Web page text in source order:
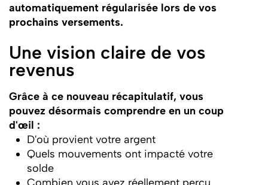
automatiquement régularisée lors de vos
prochains versements.
Une vision claire de vos
revenus
Grâce à ce nouveau récapitulatif, vous
pouvez désormais comprendre en un coup
d'œil :
D'où provient votre argent
Quels mouvements ont impacté votre
solde